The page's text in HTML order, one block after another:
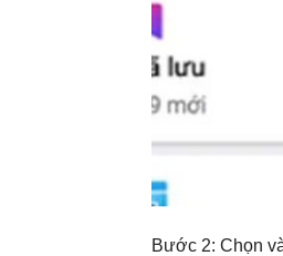
Bước 2: Chọn